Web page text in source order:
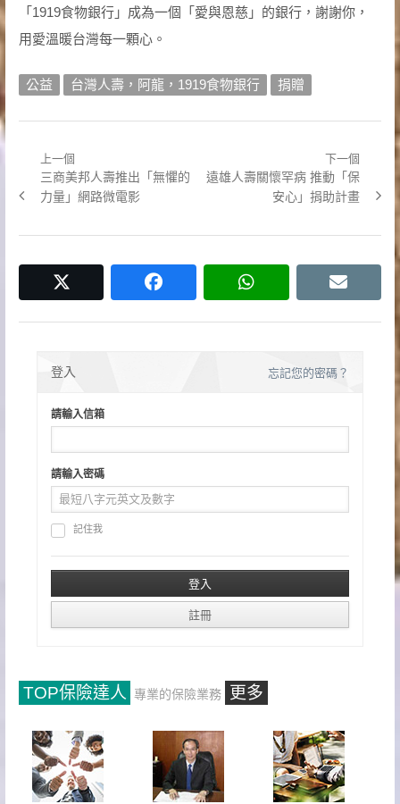
「1919食物銀行」成為一個「愛與恩慈」的銀行，謝謝你，
用愛溫暖台灣每一顆心。
公益 台灣人壽，阿龍，1919食物銀行 捐贈
章
導
覽
上一個
Previous
post:
三商美邦人壽推出「無懼的
力量」網路微電影
下一個
Next
遠雄人壽關懷罕病 推動「保
安心」捐助計畫
facebook whatsapp email
登入 忘記您的密碼？
請輸入信箱
請輸入密碼
記住我
TOP保險達人 專業的保險業務 更多